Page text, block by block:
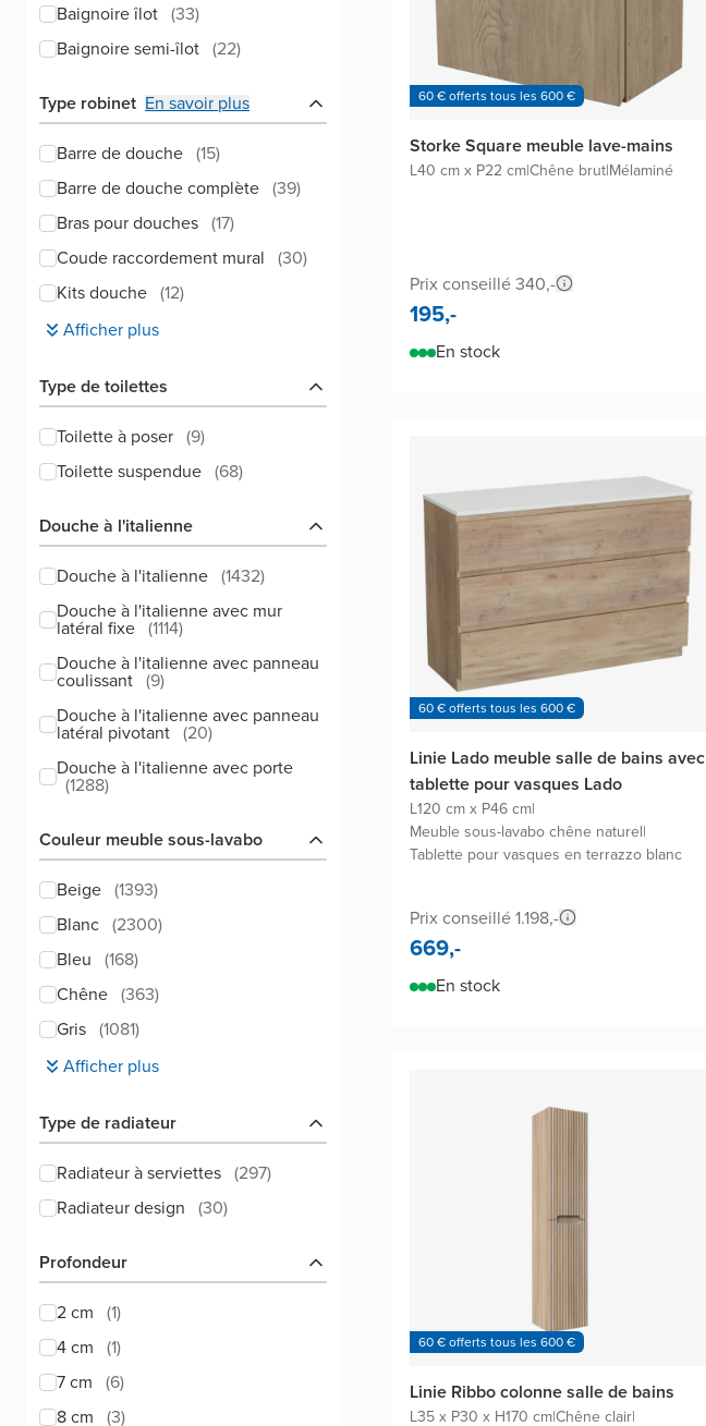
Baignoire îlot (33)
Baignoire semi-îlot (22)
Type robinet En savoir plus
Barre de douche (15)
Barre de douche complète (39)
Bras pour douches (17)
Coude raccordement mural (30)
Kits douche (12)
Afficher plus
Type de toilettes
Toilette à poser (9)
Toilette suspendue (68)
Douche à l'italienne
Douche à l'italienne (1432)
Douche à l'italienne avec mur
latéral fixe (1114)
Douche à l'italienne avec panneau
coulissant (9)
Douche à l'italienne avec panneau
latéral pivotant (20)
Douche à l'italienne avec porte
(1288)
Couleur meuble sous-lavabo
Beige (1393)
Blanc (2300)
Bleu (168)
Chêne (363)
Gris (1081)
Afficher plus
Type de radiateur
Radiateur à serviettes (297)
Radiateur design (30)
Profondeur
2 cm (1)
4 cm (1)
7 cm (6)
8 cm (3)
60 € offerts tous les 600 €
Storke Square meuble lave-mains
L40 cm x P22 cm|Chêne brut|Mélaminé
Prix conseillé 340,-
195,-
En stock
60 € offerts tous les 600 €
Linie Lado meuble salle de bains avec
tablette pour vasques Lado
L120 cm x P46 cm|
Meuble sous-lavabo chêne naturel|
Tablette pour vasques en terrazzo blanc
Prix conseillé 1.198,-
669,-
En stock
60 € offerts tous les 600 €
Linie Ribbo colonne salle de bains
L35 x P30 x H170 cm|Chêne clair|